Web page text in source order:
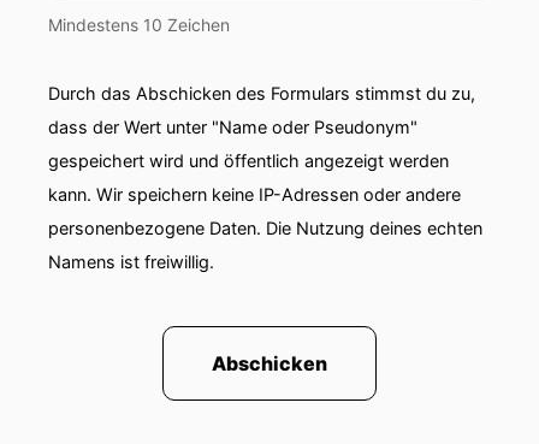
Mindestens 10 Zeichen
Durch das Abschicken des Formulars stimmst du zu,
dass der Wert unter "Name oder Pseudonym"
gespeichert wird und öffentlich angezeigt werden
kann. Wir speichern keine IP-Adressen oder andere
personenbezogene Daten. Die Nutzung deines echten
Namens ist freiwillig.
Abschicken